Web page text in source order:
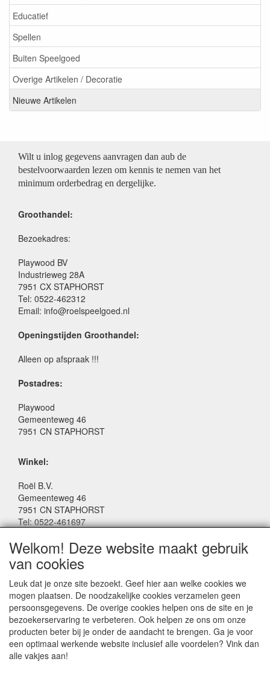
Educatief
Spellen
Buiten Speelgoed
Overige Artikelen / Decoratie
Nieuwe Artikelen
Wilt u inlog gegevens aanvragen dan aub de
bestelvoorwaarden lezen om kennis te nemen van het
minimum orderbedrag en dergelijke.
Groothandel:
Bezoekadres:
Playwood BV
Industrieweg 28A
7951 CX STAPHORST
Tel: 0522-462312
Email: info@roelspeelgoed.nl
Openingstijden Groothandel:
Alleen op afspraak !!!
Postadres:
Playwood
Gemeenteweg 46
7951 CN STAPHORST
Winkel:
Roël B.V.
Gemeenteweg 46
7951 CN STAPHORST
Tel: 0522-461697
Facebook: www.facebook.com/roelspeelgoed
Openingstijden Winkel:
Maandag t/m Vrijdag: 9:00 - 17:30
Zaterdag: 9:00 - 17:00
Donderdagavond koopavond: 19:00 - 21:00
SERVICE
Welkom! Deze website maakt gebruik
van cookies
Leuk dat je onze site bezoekt. Geef hier aan welke cookies we
mogen plaatsen. De noodzakelijke cookies verzamelen geen
persoonsgegevens. De overige cookies helpen ons de site en je
bezoekerservaring te verbeteren. Ook helpen ze ons om onze
producten beter bij je onder de aandacht te brengen. Ga je voor
een optimaal werkende website inclusief alle voordelen? Vink dan
alle vakjes aan!